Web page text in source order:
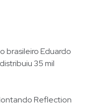
brasileiro Eduardo
35 mil
Reflection